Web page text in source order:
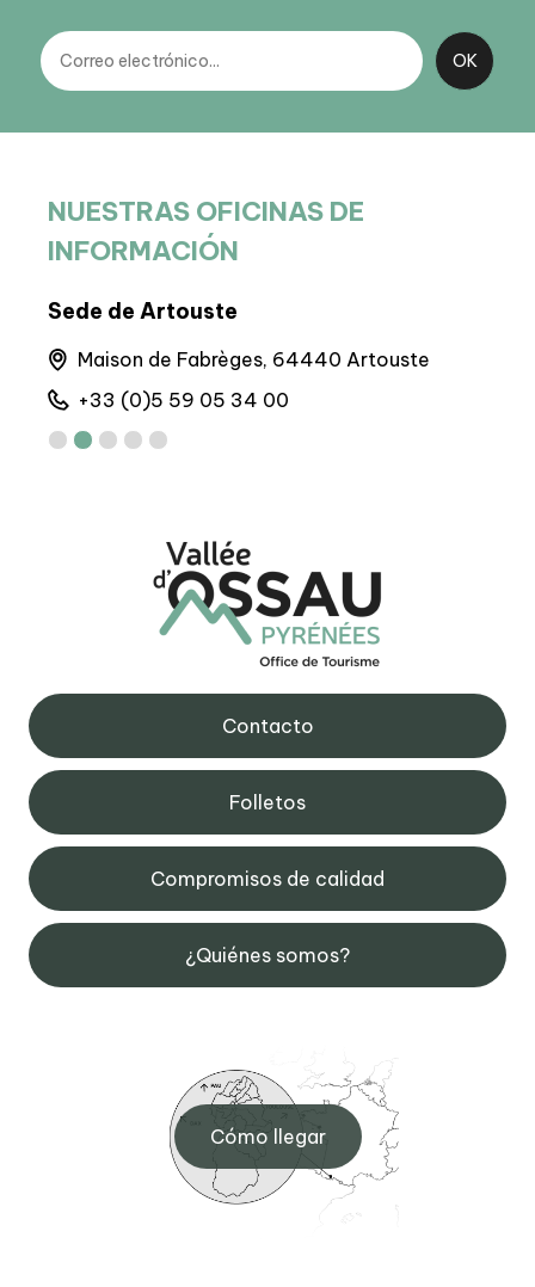
NUESTRAS OFICINAS DE
INFORMACIÓN
Sede de Artouste
Maison de Fabrèges, 64440 Artouste
+33 (0)5 59 05 34 00
Contacto
Folletos
Compromisos de calidad
¿Quiénes somos?
Cómo llegar